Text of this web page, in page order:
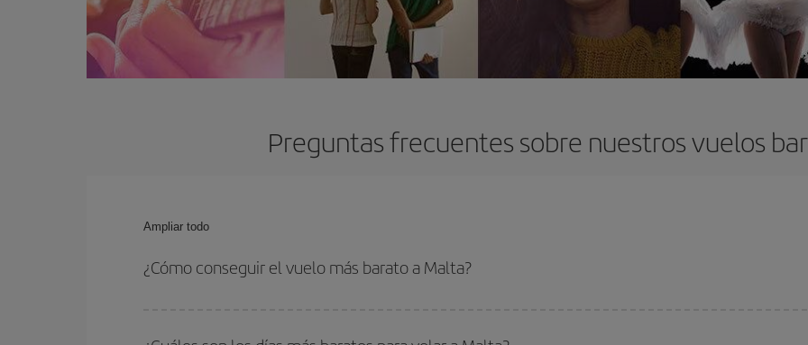
Preguntas frecuentes sobre nuestros vuelos
Ampliar todo
¿Cómo conseguir el vuelo más barato a Malta?
vuelta. Además, si no tienes decidido un destino concreto para tu viaje, mira nuestras ofertas y déjate inspirar: seguro que